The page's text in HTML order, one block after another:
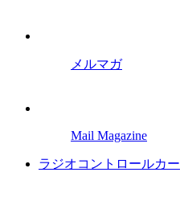
メルマガ
Mail Magazine
ラジオコントロールカー